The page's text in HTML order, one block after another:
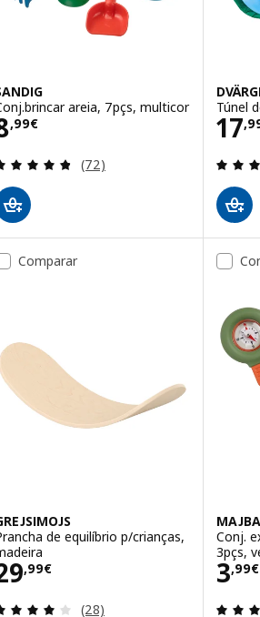
areia, 7pçs, multicor
,99€ 8,99€
Avaliação: 4.8 fora de 5
(72)
Túnel
17,
Comparar
de equilíbrio p/crianças,
,99€ 29,99€
Avaliação: 3.9 fora de 5
(28)
Conj.
3pçs,
3,99€